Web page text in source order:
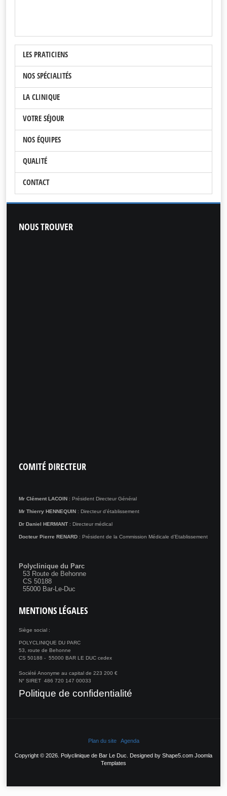
LES PRATICIENS
NOS SPÉCIALITÉS
LA CLINIQUE
VOTRE SÉJOUR
NOS ÉQUIPES
QUALITÉ
CONTACT
NOUSTROUVER
COMITÉ DIRECTEUR
Mr Clément LACOIN : Président Directeur Général
Mr Thierry HENNEQUIN : Directeur d’établissement
Dr Daniel HERMANT : Directeur médical
Docteur Pierre RENARD : Président de la Commission Médicale d’Etablissement
Polyclinique du Parc
53 Route de Behonne
CS 50188
55000 Bar-Le-Duc
MENTIONS LÉGALES
Siège social :
POLYCLINIQUE DU PARC
53, route de Behonne
CS 50188 - 55000 BAR LE DUC cedex
Société Anonyme au capital de 223 200 €
N° SIRET 486 720 147 00033
Politique de confidentialité
Plan du site Agenda
Copyright © 2026. Polyclinique de Bar Le Duc. Designed by Shape5.com Joomla
Templates